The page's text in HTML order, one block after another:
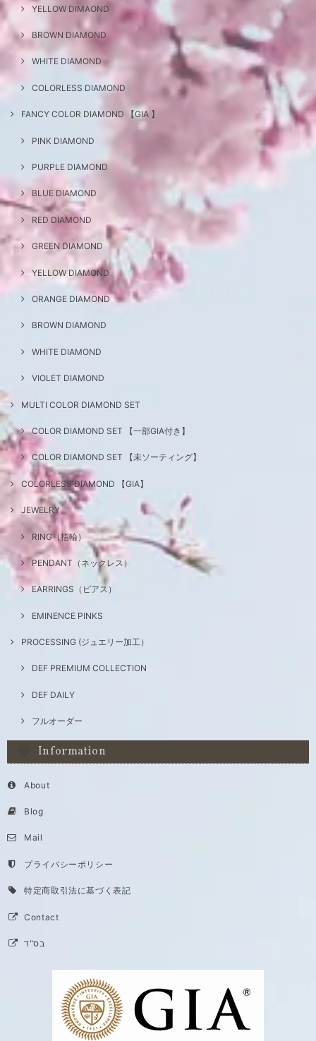
YELLOW DIMAOND
BROWN DIAMOND
WHITE DIAMOND
COLORLESS DIAMOND
FANCY COLOR DIAMOND 【GIA 】
PINK DIAMOND
PURPLE DIAMOND
BLUE DIAMOND
RED DIAMOND
GREEN DIAMOND
YELLOW DIAMOND
ORANGE DIAMOND
BROWN DIAMOND
WHITE DIAMOND
VIOLET DIAMOND
MULTI COLOR DIAMOND SET
COLOR DIAMOND SET 【一部GIA付き】
COLOR DIAMOND SET 【未ソーティング】
COLORLESS DIAMOND 【GIA】
JEWELRY
RING（指輪）
PENDANT（ネックレス）
EARRINGS（ピアス）
EMINENCE PINKS
PROCESSING (ジュエリー加工）
DEF PREMIUM COLLECTION
DEF DAILY
フルオーダー
Information
About
Blog
Mail
プライバシーポリシー
特定商取引法に基づく表記
Contact
בס"ד